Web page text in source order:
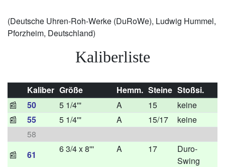
(Deutsche Uhren-Roh-Werke (DuRoWe), Ludwig Hummel,
Pforzheim, Deutschland)
Kaliberliste
Kaliber Größe Hemm. Steine Stoßsi.
📰
50 5 1/4''' A 15 keine
📰
55 5 1/4''' A 15/17 keine
58
📰
61
6 3/4 x 8''' A 17
Duro-
Swing